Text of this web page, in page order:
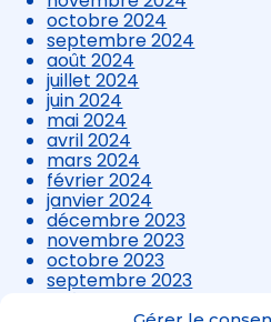
octobre 2024
septembre 2024
août 2024
juillet 2024
juin 2024
mai 2024
avril 2024
mars 2024
février 2024
janvier 2024
décembre 2023
novembre 2023
octobre 2023
septembre 2023
août 2023